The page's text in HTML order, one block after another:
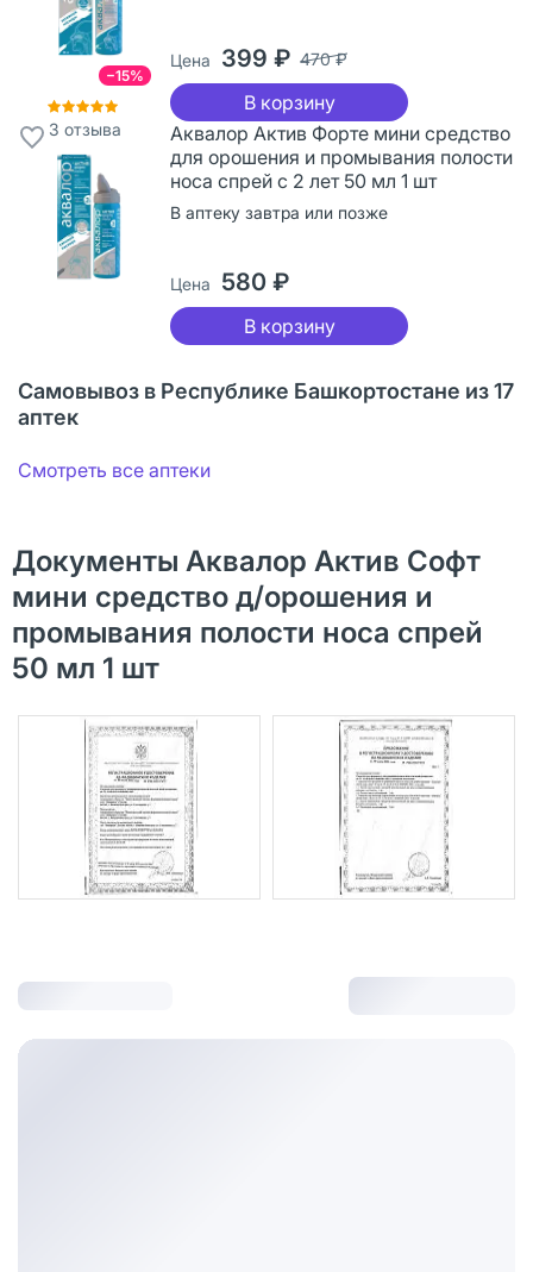
−15%
3 отзыва
Цена 399 ₽ 470 ₽
В корзину
Аквалор Актив Форте мини средство
для орошения и промывания полости
носа спрей с 2 лет 50 мл 1 шт
В аптеку завтра или позже
Цена 580 ₽
В корзину
Самовывоз в Республике Башкортостане из 17
аптек
Смотреть все аптеки
Документы Аквалор Актив Софт
мини средство д/орошения и
промывания полости носа спрей
50 мл 1 шт